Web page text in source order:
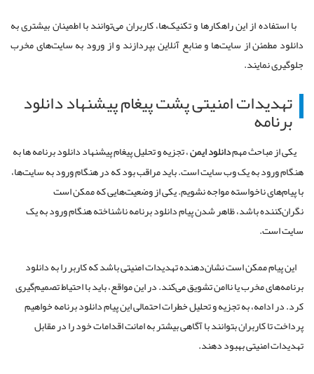
با استفاده از این راهکارها و تکنیک‌ها، کاربران می‌توانند با اطمینان بیشتری به
دانلود مطمئن از سایت‌ها و منابع آنلاین بپردازند و از ورود به سایت‌های مخرب
جلوگیری نمایند.
تهدیدات امنیتی پشت پیغام پیشنهاد دانلود
برنامه
یکی از مباحث مهمدانلود ایمن، تجزیه و تحلیل پیغام پیشنهاد دانلود برنامه ها به
هنگام ورود به یک وب سایت است. باید مراقب بود که در هنگام ورود به سایت‌ها،
با پیام‌های ناخواسته مواجه نشویم. یکی از وضعیت‌هایی که ممکن است
نگران‌کننده باشد، ظاهر شدن پیام دانلود برنامه ناشناخته هنگام ورود به یک
سایت است.
این پیام ممکن است نشان‌دهنده تهدیدات امنیتی باشد که کاربر را به دانلود
برنامه‌های مخرب یا ناامن تشویق می‌کند. در این مواقع، باید با احتیاط تصمیم‌گیری
کرد. در ادامه، به تجزیه و تحلیل خطرات احتمالی این پیام دانلود برنامه خواهیم
پرداخت تا کاربران بتوانند با آگاهی بیشتر به امانت اقدامات خود را در مقابل
تهدیدات امنیتی بهبود دهند.